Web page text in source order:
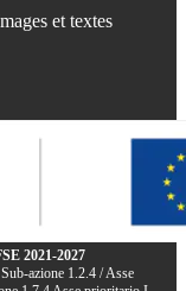
et textes
2021-2027
azione 1.2.4 / Asse